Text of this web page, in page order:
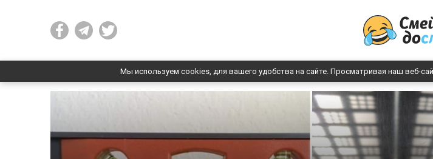
Мы используем cookies, для вашего удобства на сайте. Просматривая наш веб-